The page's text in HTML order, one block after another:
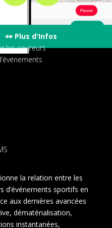
👀 Plus d'Infos
les coureurs
la relation entre les
d’événements sportifs en
aux dernières avancées
dématérialisation,
instantanées,